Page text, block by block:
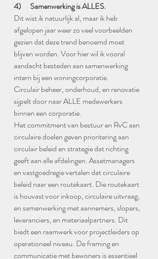
4)      Samenwerking is ALLES.
Dit wist ik natuurlijk al, maar ik heb
afgelopen jaar weer zo veel voorbeelden
gezien dat deze trend benoemd moet
blijven worden. Voor hier wil ik vooral
aandacht besteden aan samenwerking
intern bij een woningcorporatie.
Circulair beheer, onderhoud, en renovatie
sijpelt door naar ALLE medewerkers
binnen een corporatie.
Het commitment van bestuur en RvC aan
circulaire doelen geven prioritering aan
circulair beleid en strategie dat richting
geeft aan alle afdelingen. Assetmanagers
en vastgoedregie vertalen dat circulaire
beleid naar een routekaart. Die routekaart
is houvast voor inkoop, circulaire uitvraag,
en samenwerking met aannemers, slopers,
leveranciers, en materiaalpartners. Dit
biedt een raamwerk voor projectleiders op
operationeel niveau. De framing en
communicatie met bewoners is essentieel